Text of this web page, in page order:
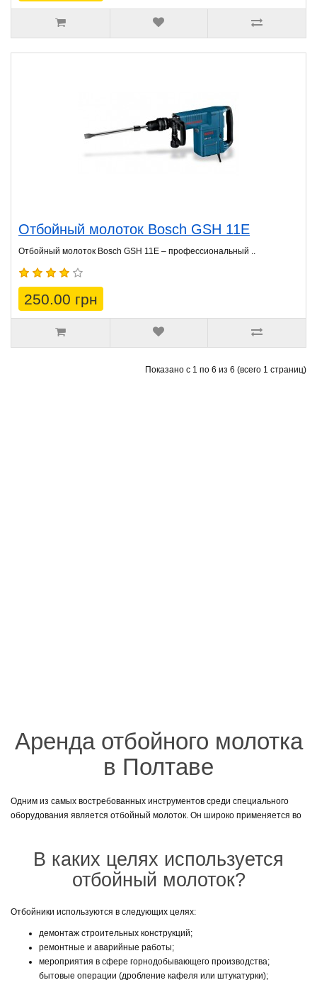
Отбойный молоток Bosch GSH 11E
Отбойный молоток Bosch GSH 11E – профессиональный ..
250.00 грн
Показано с 1 по 6 из 6 (всего 1 страниц)
Аренда отбойного молотка
в Полтаве
Одним из самых востребованных инструментов среди специального
оборудования является отбойный молоток. Он широко применяется во
применения — тяжелые работы, которые требуют больших физических
затрат. Именно поэтому инструмент должен быть достаточно удобным
и эффективным, а значит и дорогостоящим. Но есть ли необходимость
его в аренду?
Компания «Технопрокат» предоставляет услуги аренды специального
оборудования в Полтаве и области. У нас вы сможете найти огромный
ассортимент отбойных молотков для любых целей в прокат. Среди
ассортимента самыми востребованными являются три основных вида:
В каких целях используется
отбойный молоток?
Отбойники используются в следующих целях:
демонтаж строительных конструкций;
ремонтные и аварийные работы;
мероприятия в сфере горнодобывающего производства;
бытовые операции (дробление кафеля или штукатурки);